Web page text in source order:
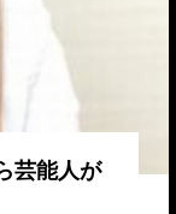
芸能人が